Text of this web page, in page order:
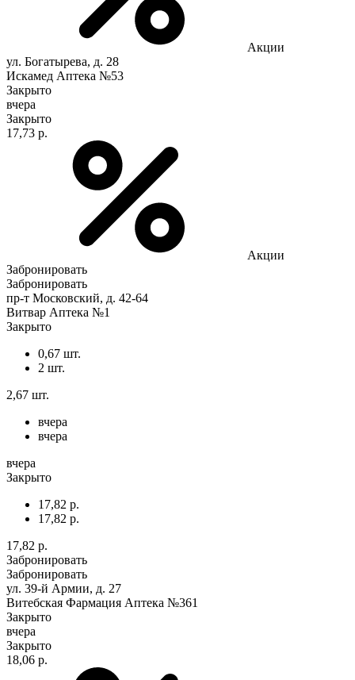
Акции
ул. Богатырева, д. 28
Искамед Аптека №53
Закрыто
вчера
Закрыто
17,73 р.
Акции
Забронировать
Забронировать
пр-т Московский, д. 42-64
Витвар Аптека №1
Закрыто
0,67 шт.
2 шт.
2,67 шт.
вчера
вчера
вчера
Закрыто
17,82 р.
17,82 р.
17,82 р.
Забронировать
Забронировать
ул. 39-й Армии, д. 27
Витебская Фармация Аптека №361
Закрыто
вчера
Закрыто
18,06 р.